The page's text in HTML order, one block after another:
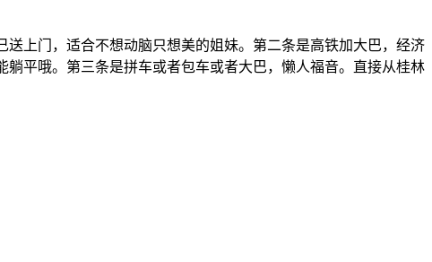
上门，适合不想动脑只想美的姐妹。第二条是高铁加大巴，经济
平哦。第三条是拼车或者包车或者大巴，懒人福音。直接从桂林